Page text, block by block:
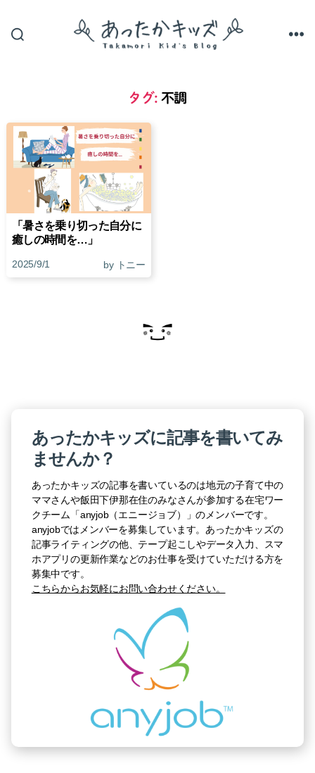
か
タグ: 不調
「暑さを乗り切った自分に
癒しの時間を…」
2025/9/1 by トニー
あったかキッズに記事を書いてみ
ませんか？
あったかキッズの記事を書いているのは地元の子育て中の
ママさんや飯田下伊那在住のみなさんが参加する在宅ワー
クチーム「anyjob（エニージョブ）」のメンバーです。
anyjobではメンバーを募集しています。あったかキッズの
記事ライティングの他、テープ起こしやデータ入力、スマ
ホアプリの更新作業などのお仕事を受けていただける方を
募集中です。
こちらからお気軽にお問い合わせください。